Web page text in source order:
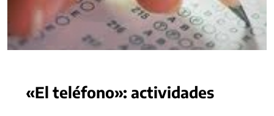
«El teléfono»: actividades